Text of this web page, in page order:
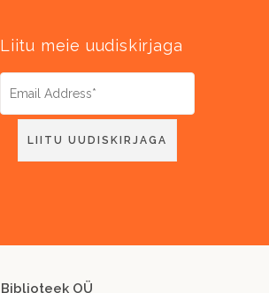
Liitu meie uudiskirjaga
Biblioteek OÜ